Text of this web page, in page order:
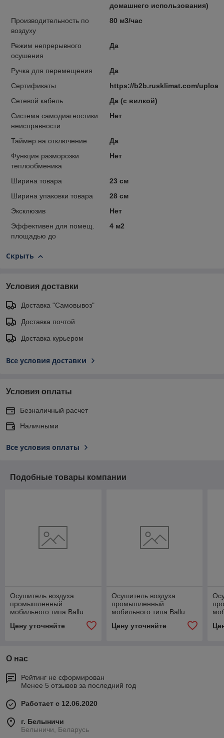
домашнего использования)
Производительность по
воздуху
80 м3/час
Режим непрерывного
осушения
Да
Ручка для перемещения
Да
Сертификаты
https://b2b.rusklimat.com/
Сетевой кабель
Да (с вилкой)
Система самодиагностики
неисправности
Нет
Таймер на отключение
Да
Функция разморозки
теплообменика
Нет
Ширина товара
23 см
Ширина упаковки товара
28 см
Эксклюзив
Нет
Эффективен для помещ.
площадью до
4 м2
Скрыть
Условия доставки
Доставка "Самовывоз"
Доставка почтой
Доставка курьером
Все условия доставки
Условия оплаты
Безналичный расчет
Наличными
Все условия оплаты
Подобные товары компании
Осушитель воздуха
промышленный
мобильного типа Ballu
Цену уточняйте
Осушитель воздуха
промышленный
мобильного типа Ballu
Цену уточняйте
О нас
Рейтинг не сформирован
Менее 5 отзывов за последний год
Работает с 12.06.2020
г. Белыничи
Белыничи, Беларусь